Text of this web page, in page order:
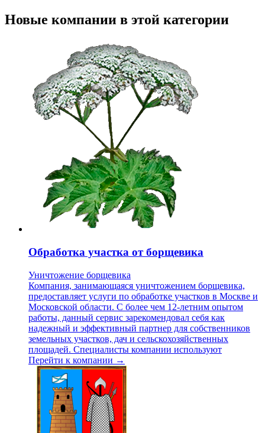
Новые компании в этой категории
Обработка участка от борщевика
Уничтожение борщевика
Компания, занимающаяся уничтожением борщевика,
предоставляет услуги по обработке участков в Москве и
Московской области. С более чем 12-летним опытом
работы, данный сервис зарекомендовал себя как
надежный и эффективный партнер для собственников
земельных участков, дач и сельскохозяйственных
площадей. Специалисты компании используют
Перейти к компании →